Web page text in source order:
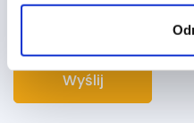
celach kontaktu i
Wyślij